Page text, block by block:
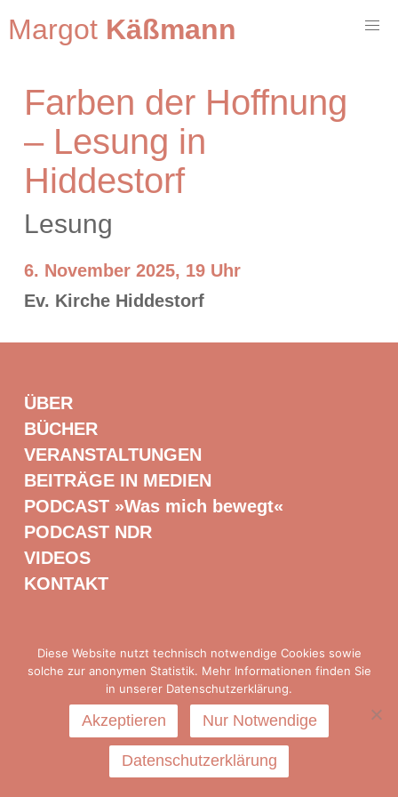
Margot Käßmann
Farben der Hoffnung
– Lesung in
Hiddestorf
Lesung
6. November 2025, 19 Uhr
Ev. Kirche Hiddestorf
ÜBER
BÜCHER
VERANSTALTUNGEN
BEITRÄGE IN MEDIEN
PODCAST »Was mich bewegt«
PODCAST NDR
VIDEOS
KONTAKT
Presse|Impressum|Datenschutz
Diese Website nutzt technisch notwendige Cookies sowie
solche zur anonymen Statistik. Mehr Informationen finden Sie
in unserer Datenschutzerklärung.
Akzeptieren Nur Notwendige
Datenschutzerklärung